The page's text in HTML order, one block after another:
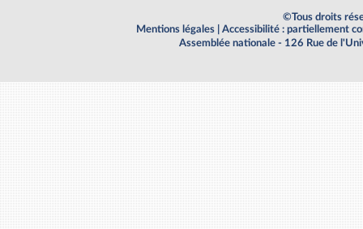
©Tous droits
Mentions légales
Accessibilité : partiellement
Assemblée nationale - 126 Rue de